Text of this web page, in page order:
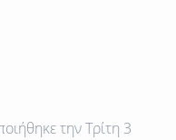
την Τρίτη 3